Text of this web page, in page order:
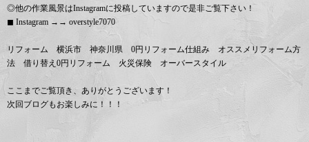
◎他の作業風景はInstagramに投稿していますので是非ご覧下さい！
◼︎ Instagram →→ overstyle7070
リフォーム 横浜市 神奈川県 0円リフォーム仕組み オススメリフォーム方
法 借り替え0円リフォーム 火災保険 オーバースタイル
ここまでご覧頂き、ありがとうございます！
次回ブログもお楽しみに！！！